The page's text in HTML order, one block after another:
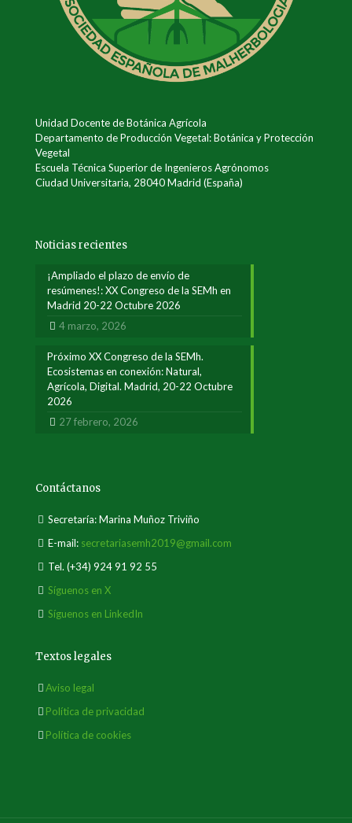
Unidad Docente de Botánica Agrícola
Departamento de Producción Vegetal: Botánica y Protección
Vegetal
Escuela Técnica Superior de Ingenieros Agrónomos
Ciudad Universitaria, 28040 Madrid (España)
Noticias recientes
¡Ampliado el plazo de envío de
resúmenes!: XX Congreso de la SEMh en
Madrid 20-22 Octubre 2026
4 marzo, 2026
Próximo XX Congreso de la SEMh.
Ecosistemas en conexión: Natural,
Agrícola, Digital. Madrid, 20-22 Octubre
2026
27 febrero, 2026
Contáctanos
Secretaría: Marina Muñoz Triviño
E-mail: secretariasemh2019@gmail.com
Tel. (+34) 924 91 92 55
Síguenos en X
Síguenos en LinkedIn
Textos legales
Aviso legal
Política de privacidad
Política de cookies